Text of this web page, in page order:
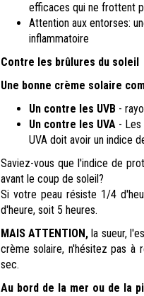
efficaces qui ne frottent
Attention aux entorses:
inflammatoire
Contre les brûlures du soleil
Une bonne crème solaire
Un contre les UVB -
Un contre les UVA- Les
UVA doit avoir un indice
Saviez-vous que l'indice de
avant le coup de soleil?
Si votre peau résiste 1/4
d'heure, soit 5 heures.
MAIS ATTENTION,la sueur,
crème solaire, n'hésitez pas à
sec.
Au bord de la mer ou de la